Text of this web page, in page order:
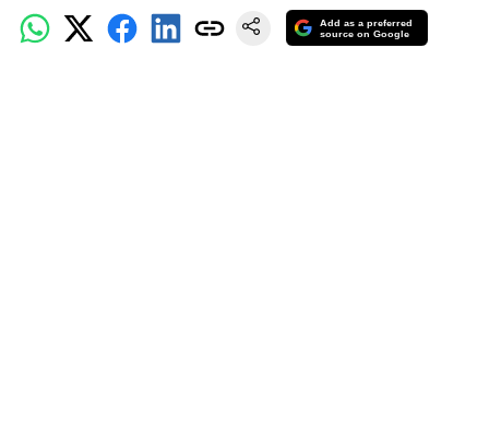
Add as a preferred
source on Google